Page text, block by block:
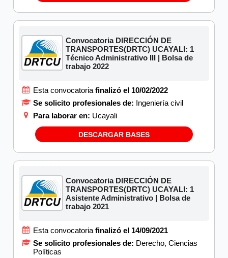
Convocatoria DIRECCIÓN DE
TRANSPORTES(DRTC) UCAYALI: 1
Técnico Administrativo III | Bolsa de
trabajo 2022
Esta convocatoria finalizó el 10/02/2022
Se solicito profesionales de: Ingeniería civil
Para laborar en: Ucayali
DESCARGAR BASES
Convocatoria DIRECCIÓN DE
TRANSPORTES(DRTC) UCAYALI: 1
Asistente Administrativo | Bolsa de
trabajo 2021
Esta convocatoria finalizó el 14/09/2021
Se solicito profesionales de: Derecho, Ciencias
Políticas